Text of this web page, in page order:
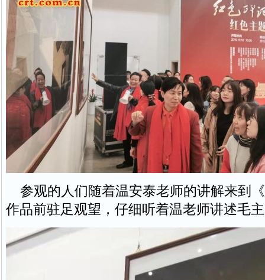
参观的人们随着温安泰老师的讲解来到
作品前驻足观望，仔细听着温老师讲述毛